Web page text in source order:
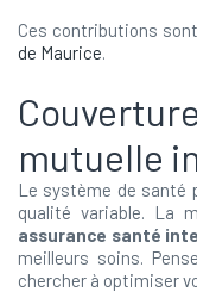
Ces contributions
de Maurice.
mutuelle
Le système de santé
qualité variable. La
assurance santé
meilleurs soins.
chercher à optimiser